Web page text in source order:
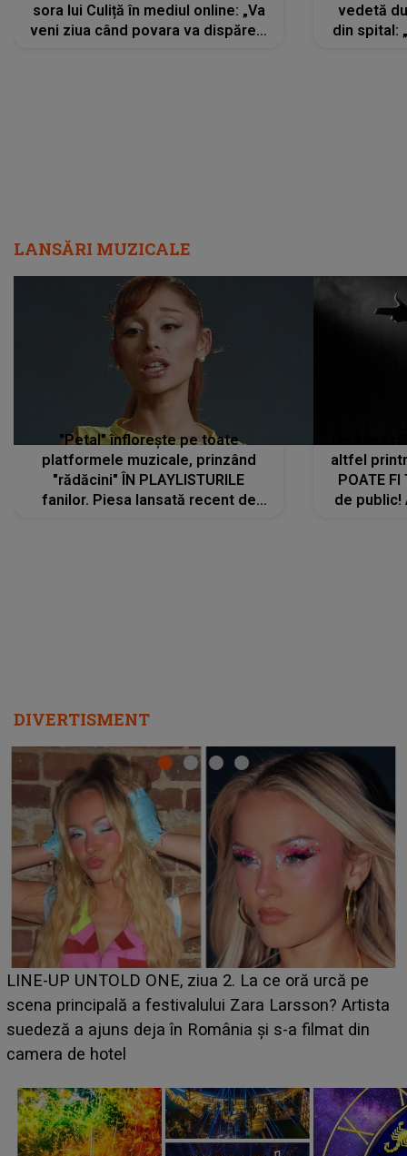
sora lui Culiță în mediul online: „Va
veni ziua când povara va dispărea,
vedetă
din spital:
LANSĂRI MUZICALE
"Petal" înflorește pe toate
platformele muzicale, prinzând
"rădăcini" ÎN PLAYLISTURILE
fanilor. Piesa lansată recent de
altfel
POATE FI
de public!
DIVERTISMENT
Ce a dezvăluit noua concurentă din "Casa Iubirii" l-a
luat prin surprindere pe Emanuel. CINE ESTE
BĂIATUL VIZAT de Alexandra?! Aflându-se în fața
faptului împlinit, A RECUNOSCUT IMEDIAT: "Am